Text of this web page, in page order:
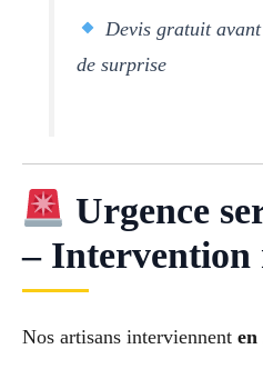
Devis gratuit
de surprise
Urgence
– Intervention
Nos artisans interviennent en